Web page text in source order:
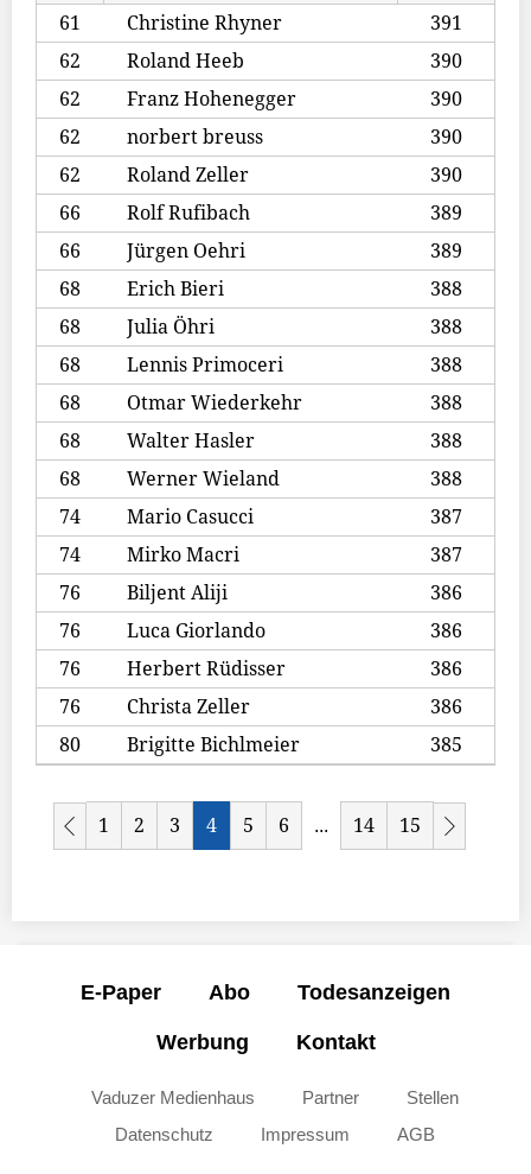
61
Christine Rhyner
391
62
Roland Heeb
390
62
Franz Hohenegger
390
62
norbert breuss
390
62
Roland Zeller
390
66
Rolf Rufibach
389
66
Jürgen Oehri
389
68
Erich Bieri
388
68
Julia Öhri
388
68
Lennis Primoceri
388
68
Otmar Wiederkehr
388
68
Walter Hasler
388
68
Werner Wieland
388
74
Mario Casucci
387
74
Mirko Macri
387
76
Biljent Aliji
386
76
Luca Giorlando
386
76
Herbert Rüdisser
386
76
Christa Zeller
386
80
Brigitte Bichlmeier 385
1 2 3 4 5 6 ... 14 15
E-Paper Abo Todesanzeigen
Werbung Kontakt
Vaduzer Medienhaus Partner
Stellen
Datenschutz
Impressum AGB